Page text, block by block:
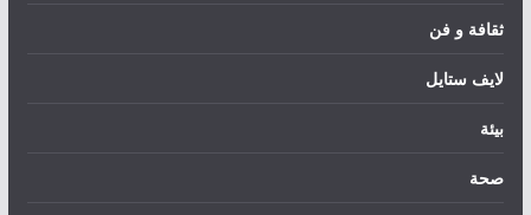
ثقافة و فن
لايف ستايل
بيئة
صحة